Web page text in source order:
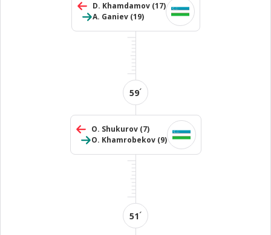
D. Khamdamov (17)
A. Ganiev (19)
59´
O. Shukurov (7)
O. Khamrobekov (9)
51´